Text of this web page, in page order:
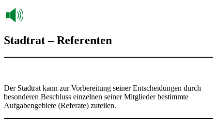
Stadtrat – Referenten
Der Stadtrat kann zur Vorbereitung seiner Entscheidungen durch
besonderen Beschluss einzelnen seiner Mitglieder bestimmte
Aufgabengebiete (Referate) zuteilen.